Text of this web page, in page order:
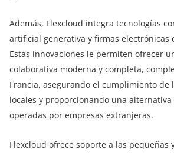
Además, Flexcloud integra tecnologías
artificial generativa y firmas electrónicas
Estas innovaciones le permiten ofrecer
colaborativa moderna y completa,
Francia, asegurando el cumplimiento de
locales y proporcionando una
operadas por empresas extranjeras.
Flexcloud ofrece soporte a las pequeñas